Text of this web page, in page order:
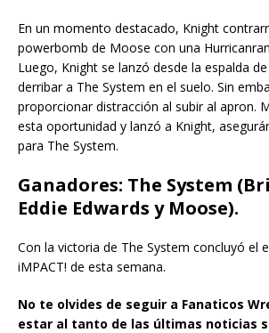
En un momento destacado, Knight
powerbomb de Moose con una
Luego, Knight se lanzó desde la espalda
derribar a The System en el suelo. Sin
proporcionar distracción al subir al apron.
esta oportunidad y lanzó a Knight,
para The System.
Ganadores: The System (
Eddie Edwards y Moose).
Con la victoria de The System concluyó el
iMPACT! de esta semana.
No te olvides de seguir a Fanaticos
estar al tanto de las últimas noticias